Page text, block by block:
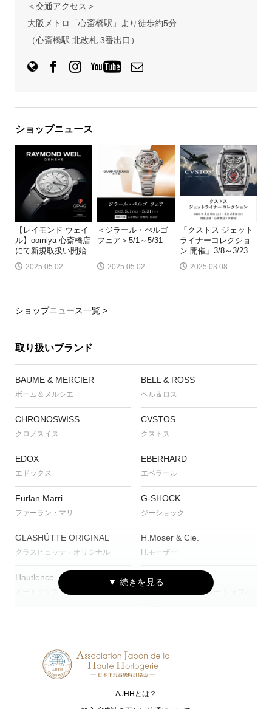
＜交通アクセス＞
大阪メトロ「心斎橋駅」より徒歩約5分
（心斎橋駅 北改札 3番出口）
ショップニュース
【レイモンド ウェイ
ル】oomiya 心斎橋店
にて新規取扱い開始
2025.05.02
＜ジラール・ぺルゴ
フェア＞5/1～5/31
2025.05.02
「クストス ジェット
ライナーコレクショ
ン 開催」3/8～3/23
2025.03.08
ショップニュース一覧 >
取り扱いブランド
BAUME & MERCIER
ボーム＆メルシエ
BELL & ROSS
ベル＆ロス
CHRONOSWISS
クロノスイス
CVSTOS
クストス
EDOX
エドックス
EBERHARD
エベラール
Furlan Marri
ファーラン・マリ
G-SHOCK
ジーショック
GLASHÜTTE ORIGINAL
グラスヒュッテ・オリジナル
H.Moser & Cie.
H.モーザー
Hautlence IWC
アイ・ダブリュー・シー シャフハ
NORQAIN OSSO ITALY
AJHHとは？